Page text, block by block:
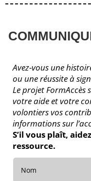
Avez-vous une
ou une réussite à
Le projet FormAccès
votre aide et votre
volontiers vos
informations sur
S’il vous plaît,
ressource.